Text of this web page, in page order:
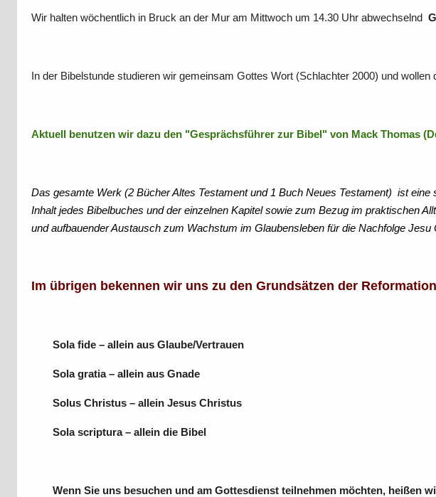
Wir halten wöchentlich in Bruck an der Mur am Mittwoch um 14.30 Uhr abwechselnd
In der Bibelstunde studieren wir gemeinsam Gottes Wort (Schlachter 2000) und
Aktuell benutzen wir dazu den "Gesprächsführer zur Bibel" von Mack Thomas
Das gesamte Werk (2 Bücher Altes Testament und 1 Buch Neues Testament) ist
Inhalt jedes Bibelbuches und der einzelnen Kapitel sowie zum Bezug im praktischen
und aufbauender Austausch zum Wachstum im Glaubensleben für die Nachfolge Jesu
Im übrigen bekennen wir uns zu den Grundsätzen der
Sola fide – allein aus Glaube/Vertrauen
Sola gratia – allein aus Gnade
Solus Christus – allein Jesus Christus
Sola scriptura – allein die Bibel
Wenn Sie uns besuchen und am Gottesdienst teilnehmen möchten,